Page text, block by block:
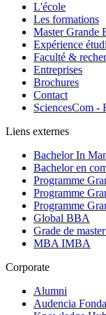
L'école
Les formations
Master Grande
Expérience
Faculté &
Entreprises
Brochures
Contact
SciencesCom -
Liens externes
Bachelor In
Bachelor en
Programme
Programme
Programme
Global BBA
Grade de
MBA IMBA
Corporate
Alumni
Audencia